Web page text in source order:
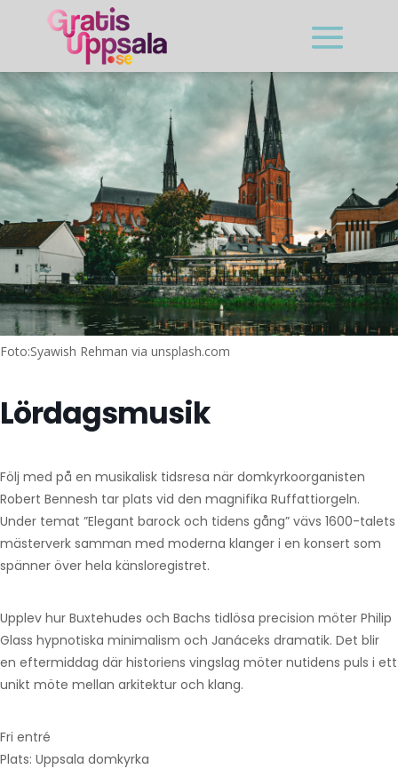
Foto:Syawish Rehman via unsplash.com
Lördagsmusik
Följ med på en musikalisk tidsresa när domkyrkoorganisten
Robert Bennesh tar plats vid den magnifika Ruffattiorgeln.
Under temat ”Elegant barock och tidens gång” vävs 1600-talets
mästerverk samman med moderna klanger i en konsert som
spänner över hela känsloregistret.
Upplev hur Buxtehudes och Bachs tidlösa precision möter Philip
Glass hypnotiska minimalism och Janáceks dramatik. Det blir
en eftermiddag där historiens vingslag möter nutidens puls i ett
unikt möte mellan arkitektur och klang.
Fri entré
Plats: Uppsala domkyrka